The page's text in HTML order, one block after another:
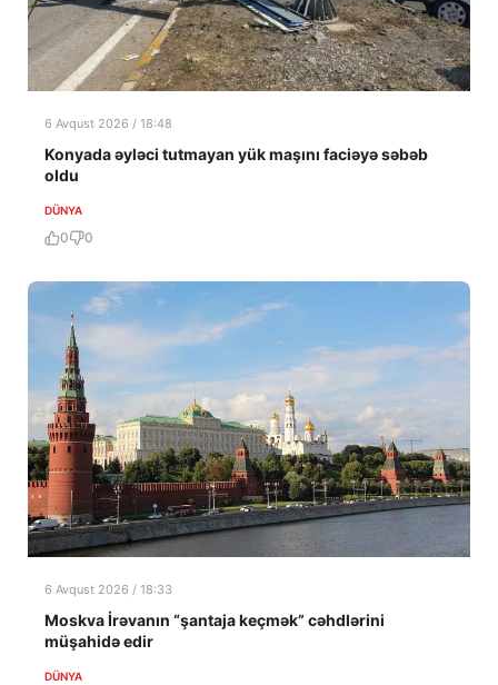
6 Avqust 2026 / 18:48
Konyada əyləci tutmayan yük maşını faciəyə səbəb
oldu
DÜNYA
0 0
6 Avqust 2026 / 18:33
Moskva İrəvanın “şantaja keçmək” cəhdlərini
müşahidə edir
DÜNYA